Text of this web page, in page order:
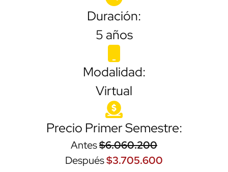
Duración:
5 años
Modalidad:
Virtual
Precio Primer Semestre:
Antes$6.060.200
Después$3.705.600